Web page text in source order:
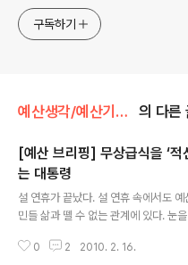
구독하기
예산생각/예산기사 짚어보기 의 다른
[예산 브리핑] 무상급식을 ‘적
는 대통령
설 연휴가 끝났다. 설 연휴 속에서도 예
민들 삶과 뗄 수 없는 관계에 있다. 눈
지방선거에서 핵으로 부상하고 있다는
0 2 2010. 2. 16.